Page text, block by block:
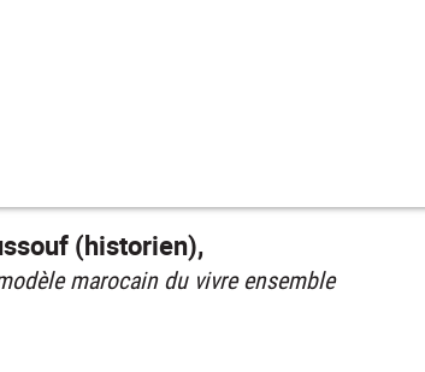
(historien),
marocain du vivre ensemble